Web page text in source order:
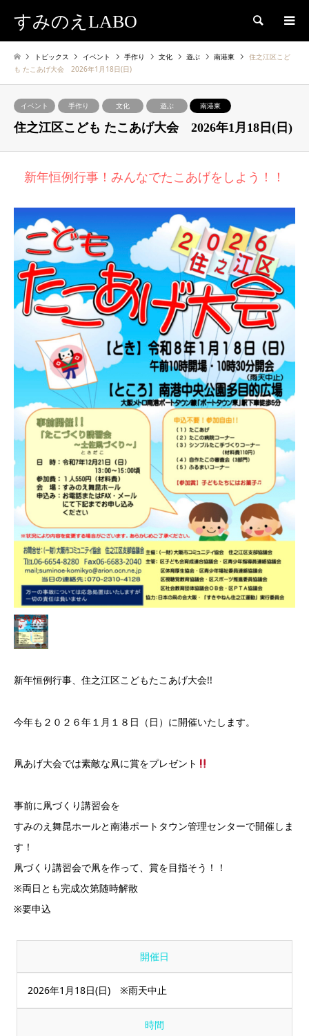
すみのえLABO 検索
トピックス イベント 手作り 文化 遊ぶ 南港東
住之江区こど
も たこあげ大会 2026年1月18日(日)
イベント 手作り 文化 遊ぶ 南港東
住之江区こども たこあげ大会 2026年1月18日(日)
新年恒例行事！みんなでたこあげをしよう！！
新年恒例行事、住之江区こどもたこあげ大会!!
今年も２０２６年１月１８日（日）に開催いたします。
凧あげ大会では素敵な凧に賞をプレゼント
事前に凧づくり講習会を
すみのえ舞昆ホールと南港ポートタウン管理センターで開催しま
す！
凧づくり講習会で凧を作って、賞を目指そう！！
※両日とも完成次第随時解散
※要申込
開催日
2026年1月18日(日) ※雨天中止
時間